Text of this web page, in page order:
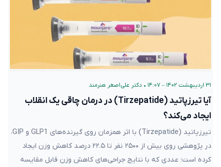
۳۱ اردیبهشت ۱۴۰۲ – ۱۴:۰۷ • دکتر علی‌اصغر هنرمند
آیا تیرزپاتید (Tirzepatide) در درمان چاقی یک انقلاب
ایجاد می‌کند؟
تیرزپاتید (Tirzepatide) با اثر همزمان روی گیرنده‌های GLP1 و GIP،
در پژوهشی روی بیش از ۲۵۰۰ نفر تا ۲۲.۵ درصد کاهش وزن ایجاد
کرده است؛ عددی که با نتایج جراحی‌های کاهش وزن قابل مقایسه